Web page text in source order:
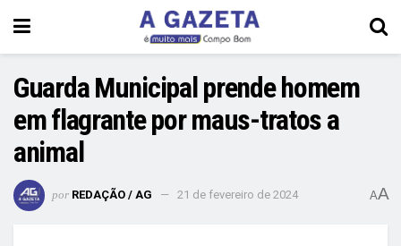
Guarda Municipal prende homem
em flagrante por maus-tratos a
animal
por REDAÇÃO / AG 21 de fevereiro de 2024 AA